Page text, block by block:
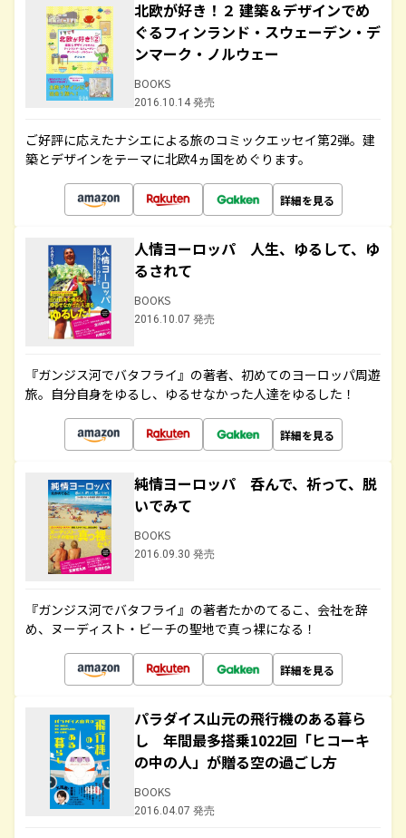
北欧が好き！２ 建築＆デザインでめ
ぐるフィンランド・スウェーデン・デ
ンマーク・ノルウェー
BOOKS
2016.10.14 発売
ご好評に応えたナシエによる旅のコミックエッセイ第2弾。建
築とデザインをテーマに北欧4ヵ国をめぐります。
詳細を見る
人情ヨーロッパ 人生、ゆるして、ゆ
るされて
BOOKS
2016.10.07 発売
『ガンジス河でバタフライ』の著者、初めてのヨーロッパ周遊
旅。自分自身をゆるし、ゆるせなかった人達をゆるした！
詳細を見る
純情ヨーロッパ 呑んで、祈って、脱
いでみて
BOOKS
2016.09.30 発売
『ガンジス河でバタフライ』の著者たかのてるこ、会社を辞
め、ヌーディスト・ビーチの聖地で真っ裸になる！
詳細を見る
パラダイス山元の飛行機のある暮ら
し 年間最多搭乗1022回「ヒコーキ
の中の人」が贈る空の過ごし方
BOOKS
2016.04.07 発売